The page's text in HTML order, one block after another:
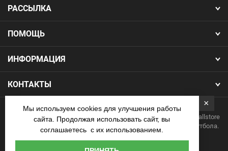
ПОМОЩЬ
ИНФОРМАЦИЯ
КОНТАКТЫ
РАССЫЛКА
Copyright 2026.Все права защищены. Интернет-магазин Footballstore
— продажа футбольной формы, бутс, мячей и одежды для футбола.
×
Мы используем cookies для улучшения работы
сайта. Продолжая использовать сайт, вы
соглашаетесь с их использованием.